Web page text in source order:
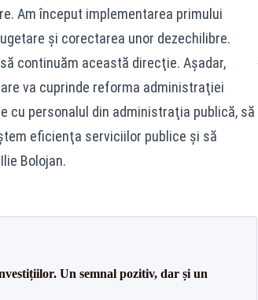
Am început implementarea primului
şi corectarea unor dezechilibre.
continuăm această direcţie. Aşadar,
va cuprinde reforma administraţiei
cu personalul din administraţia publică, să
eficienţa serviciilor publice şi să
Bolojan.
Un semnal pozitiv, dar și un